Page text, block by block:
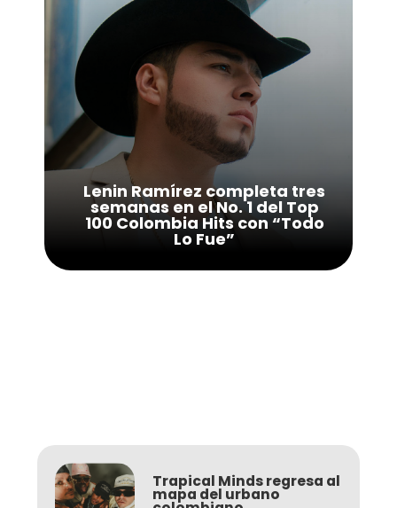
Lenin Ramírez completa tres
semanas en el No. 1 del Top
100 Colombia Hits con “Todo
Lo Fue”
Trapical Minds regresa al
mapa del urbano